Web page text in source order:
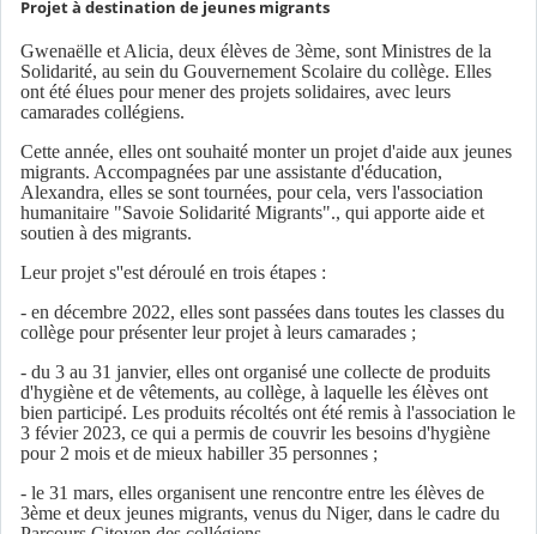
Projet à destination de jeunes migrants
Gwenaëlle et Alicia, deux élèves de 3ème, sont Ministres de la
Solidarité, au sein du Gouvernement Scolaire du collège. Elles
ont été élues pour mener des projets solidaires, avec leurs
camarades collégiens.
Cette année, elles ont souhaité monter un projet d'aide aux jeunes
migrants. Accompagnées par une assistante d'éducation,
Alexandra, elles se sont tournées, pour cela, vers l'association
humanitaire "Savoie Solidarité Migrants"., qui apporte aide et
soutien à des migrants.
Leur projet s''est déroulé en trois étapes :
- en décembre 2022, elles sont passées dans toutes les classes du
collège pour présenter leur projet à leurs camarades ;
- du 3 au 31 janvier, elles ont organisé une collecte de produits
d'hygiène et de vêtements, au collège, à laquelle les élèves ont
bien participé. Les produits récoltés ont été remis à l'association le
3 févier 2023, ce qui a permis de couvrir les besoins d'hygiène
pour 2 mois et de mieux habiller 35 personnes ;
- le 31 mars, elles organisent une rencontre entre les élèves de
3ème et deux jeunes migrants, venus du Niger, dans le cadre du